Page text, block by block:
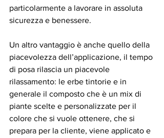
particolarmente a lavorare in assoluta
sicurezza e benessere.
Un altro vantaggio è anche quello della
piacevolezza dell’applicazione, il tempo
di posa rilascia un piacevole
rilassamento: le erbe tintorie e in
generale il composto che è un mix di
piante scelte e personalizzate per il
colore che si vuole ottenere, che si
prepara per la cliente, viene applicato e